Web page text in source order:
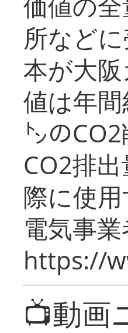
所など
本が大
値は年
㌧の
CO2排
際に使
電気事
https://
📺動画